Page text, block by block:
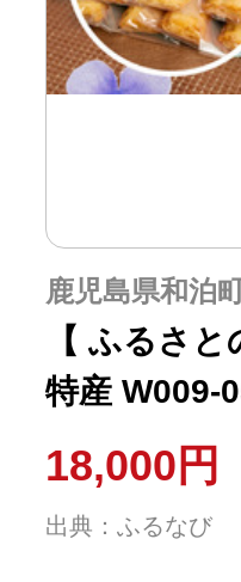
鹿児島県和泊
【 ふるさ
特産 W009-
18,000円
出典：ふるなび